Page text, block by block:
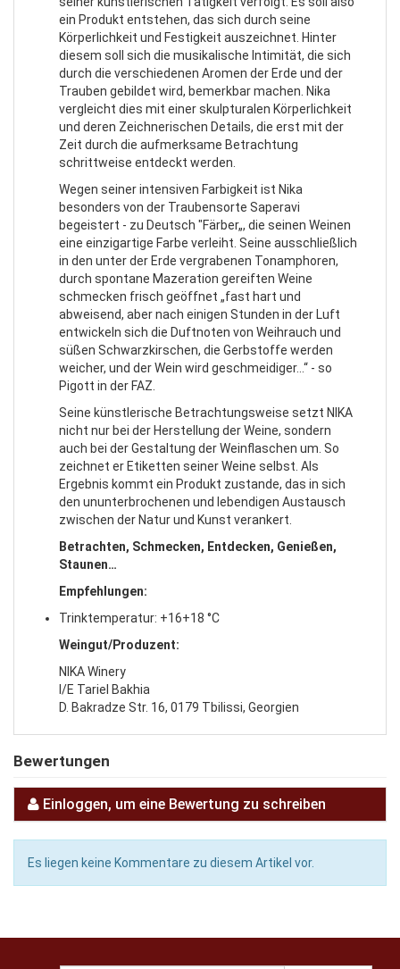
ein Produkt entstehen, das sich durch seine
Körperlichkeit und Festigkeit auszeichnet. Hinter
diesem soll sich die musikalische Intimität, die sich
durch die verschiedenen Aromen der Erde und der
Trauben gebildet wird, bemerkbar machen. Nika
vergleicht dies mit einer skulpturalen Körperlichkeit
und deren Zeichnerischen Details, die erst mit der
Zeit durch die aufmerksame Betrachtung
schrittweise entdeckt werden.
Wegen seiner intensiven Farbigkeit ist Nika
besonders von der Traubensorte Saperavi
begeistert - zu Deutsch "Färber„, die seinen Weinen
eine einzigartige Farbe verleiht. Seine ausschließlich
in den unter der Erde vergrabenen Tonamphoren,
durch spontane Mazeration gereiften Weine
schmecken frisch geöffnet „fast hart und
abweisend, aber nach einigen Stunden in der Luft
entwickeln sich die Duftnoten von Weihrauch und
süßen Schwarzkirschen, die Gerbstoffe werden
weicher, und der Wein wird geschmeidiger…“ - so
Pigott in der FAZ.
Seine künstlerische Betrachtungsweise setzt NIKA
nicht nur bei der Herstellung der Weine, sondern
auch bei der Gestaltung der Weinflaschen um. So
zeichnet er Etiketten seiner Weine selbst. Als
Ergebnis kommt ein Produkt zustande, das in sich
den ununterbrochenen und lebendigen Austausch
zwischen der Natur und Kunst verankert.
Betrachten, Schmecken, Entdecken, Genießen,
Staunen…
Empfehlungen:
Trinktemperatur: +16+18 °C
Weingut/Produzent:
NIKA Winery
I/E Tariel Bakhia
D. Bakradze Str. 16, 0179 Tbilissi, Georgien
Bewertungen
Einloggen, um eine Bewertung zu schreiben
Es liegen keine Kommentare zu diesem Artikel vor.